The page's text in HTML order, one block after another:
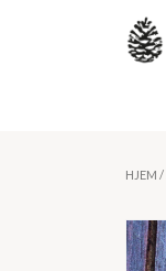
HJEM /